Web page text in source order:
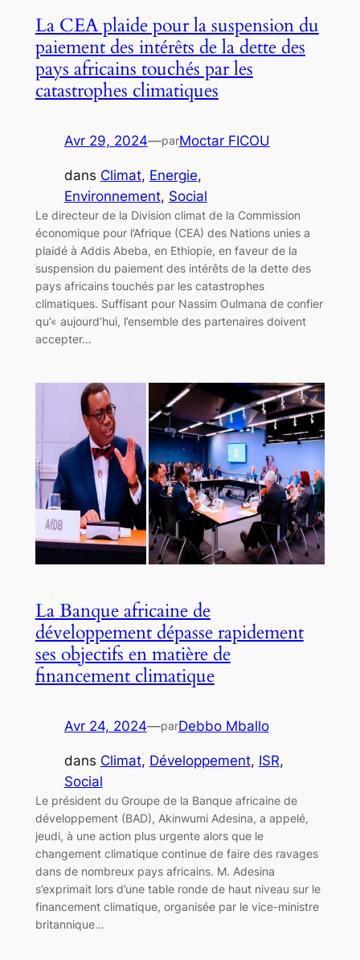
La CEA plaide pour la suspension du
paiement des intérêts de la dette des
pays africains touchés par les
catastrophes climatiques
Avr 29, 2024—parMoctar FICOU
dans Climat, Energie
Environnement, Social
Le directeur de la Division climat de la Commission
économique pour l’Afrique (CEA) des Nations unies a
plaidé à Addis Abeba, en Ethiopie, en faveur de la
suspension du paiement des intérêts de la dette des
pays africains touchés par les catastrophes
climatiques. Suffisant pour Nassim Oulmana de confier
qu’« aujourd’hui, l’ensemble des partenaires doivent
accepter…
La Banque africaine de
développement dépasse rapidement
ses objectifs en matière de
financement climatique
Avr 24, 2024—parDebbo Mballo
dans Climat, Développement, ISR
Social
Le président du Groupe de la Banque africaine de
développement (BAD), Akinwumi Adesina, a appelé,
jeudi, à une action plus urgente alors que le
changement climatique continue de faire des ravages
dans de nombreux pays africains. M. Adesina
s’exprimait lors d’une table ronde de haut niveau sur le
financement climatique, organisée par le vice-ministre
britannique…